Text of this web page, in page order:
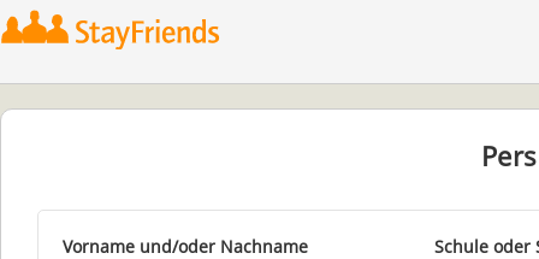
Vorname und/oder Nachname Schule oder